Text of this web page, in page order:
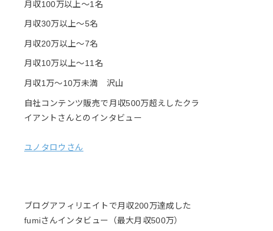
月収100万以上〜1名
月収30万以上〜5名
月収20万以上〜7名
月収10万以上〜11名
月収1万〜10万未満 沢山
自社コンテンツ販売で月収500万超えしたクラ
イアントさんとのインタビュー
ユノタロウさん
ブログアフィリエイトで月収200万達成した
fumiさんインタビュー（最大月収500万）